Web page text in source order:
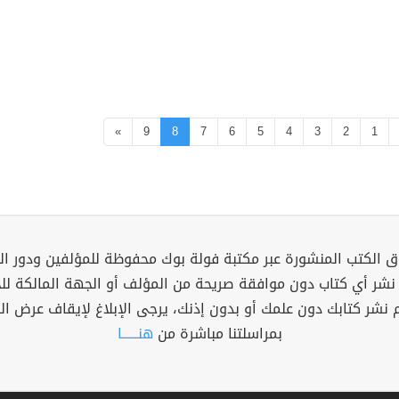
1
2
3
4
5
6
7
8
9
»
الكتب المنشورة عبر مكتبة فولة بوك محفوظة للمؤلفين ودور
نشر أي كتاب دون موافقة صريحة من المؤلف أو الجهة المالكة
نشر كتابك دون علمك أو بدون إذنك، يرجى الإبلاغ لإيقاف عرض
بمراسلتنا مباشرة من هنــــــا